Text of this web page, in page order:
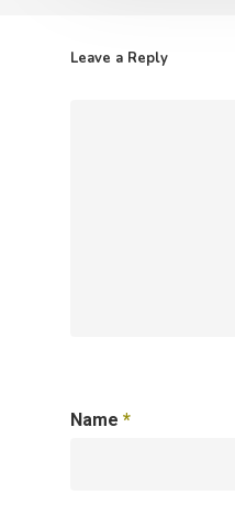
Leave a Reply
Name *